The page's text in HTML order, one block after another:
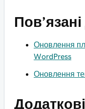
Пов’язані
Оновлення
WordPress
Оновлення